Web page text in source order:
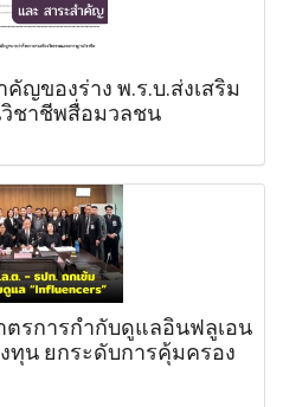
ญของร่าง พ.ร.บ.ส่งเสริม
ชาชีพสื่อมวลชน
รการกำกับดูแลอินฟลูเอน
ทุน ยกระดับการคุ้มครอง